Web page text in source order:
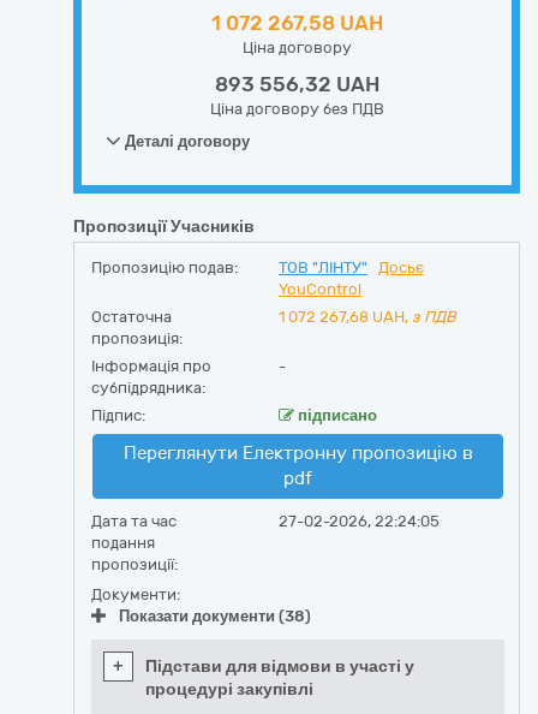
1 072 267,58 UAH
Ціна договору
893 556,32 UAH
Ціна договору без ПДВ
Деталі договору
Пропозиції Учасників
Пропозицію подав: ТОВ "ЛІНТУ"
Досьє
YouControl
Остаточна
пропозиція:
1 072 267,68 UAH, з ПДВ
Інформація про
субпідрядника:
-
Підпис: підписано
Переглянути Електронну пропозицію в
pdf
Дата та час
подання
пропозиції:
27-02-2026, 22:24:05
Документи:
Показати документи (38)
+
Підстави для відмови в участі у
процедурі закупівлі